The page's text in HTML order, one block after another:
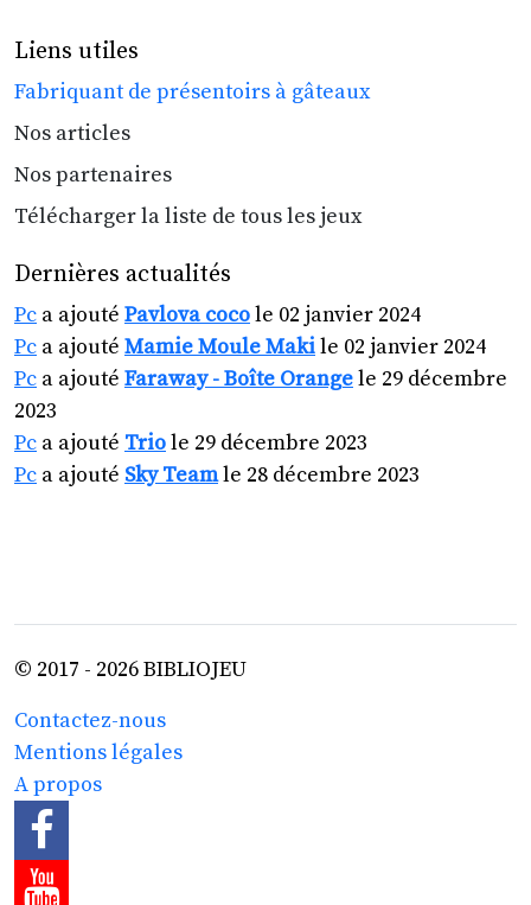
Liens utiles
Fabriquant de présentoirs à gâteaux
Nos articles
Nos partenaires
Télécharger la liste de tous les jeux
Dernières actualités
Pc a ajouté Pavlova cocole 02 janvier 2024
Pc a ajouté Mamie Moule Makile 02 janvier 2024
Pc a ajouté Faraway - Boîte Orangele 29 décembre
2023
Pc a ajouté Triole 29 décembre 2023
Pc a ajouté Sky Teamle 28 décembre 2023
© 2017 - 2026 BIBLIOJEU
Contactez-nous
Mentions légales
A propos